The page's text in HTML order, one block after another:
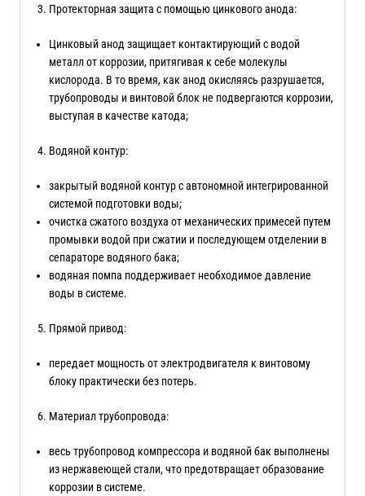
Протекторная защита с помощью цинкового анода:
Цинковый анод защищает контактирующий с водой
металл от коррозии, притягивая к себе молекулы
кислорода. В то время, как анод окисляясь разрушается,
трубопроводы и винтовой блок не подвергаются коррозии,
выступая в качестве катода;
Водяной контур:
закрытый водяной контур с автономной интегрированной
системой подготовки воды;
очистка сжатого воздуха от механических примесей путем
промывки водой при сжатии и последующем отделении в
сепараторе водяного бака;
водяная помпа поддерживает необходимое давление
воды в системе.
Прямой привод:
передает мощность от электродвигателя к винтовому
блоку практически без потерь.
Материал трубопровода:
весь трубопровод компрессора и водяной бак выполнены
из нержавеющей стали, что предотвращает образование
коррозии в системе.